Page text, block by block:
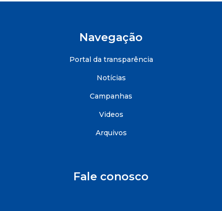
Navegação
Portal da transparência
Notícias
Campanhas
Videos
Arquivos
Fale conosco